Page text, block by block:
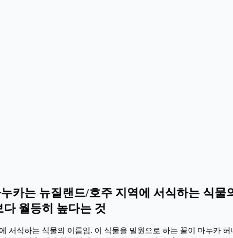
카는 뉴질랜드/호주 지역에 서식하는 식물
월등히 높다는 것
식하는 식물의 이름임. 이 식물을 밀원으로 하는 꿀이 마누카